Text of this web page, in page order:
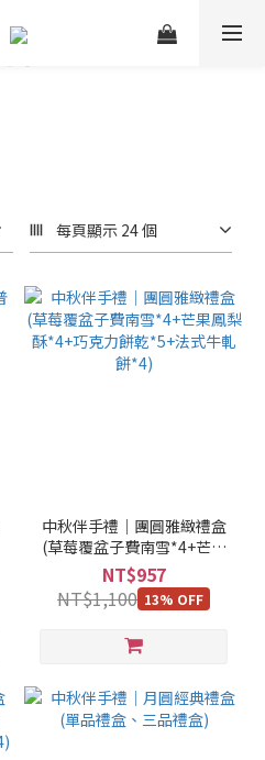
每頁顯示 24 個
中秋伴手禮｜團圓雅緻禮盒
(草莓覆盆子費南雪*4+芒果
鳳梨酥*4+巧克力餅乾*5+法
式牛軋餅*4)
NT$957
NT$1,100 13% OFF